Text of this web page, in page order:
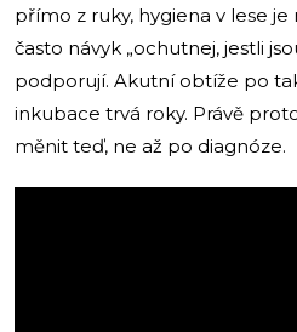
přímo z ruky, hygiena v lese
často návyk „ochutnej, jestli
podporují. Akutní obtíže po
inkubace trvá roky. Právě
měnit teď, ne až po diagnóze.